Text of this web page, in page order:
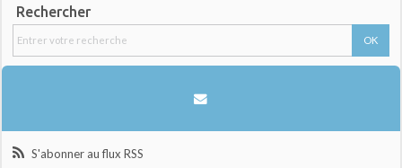
Rechercher
S'abonner au flux RSS